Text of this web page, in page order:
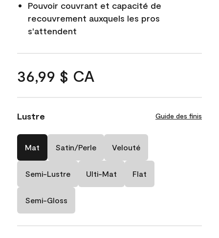
Pouvoir couvrant et capacité de
recouvrement auxquels les pros
s'attendent
36,99 $ CA
Lustre Guide des finis
Mat Satin/Perle Velouté
Semi-Lustre Ulti-Mat Flat
Semi-Gloss